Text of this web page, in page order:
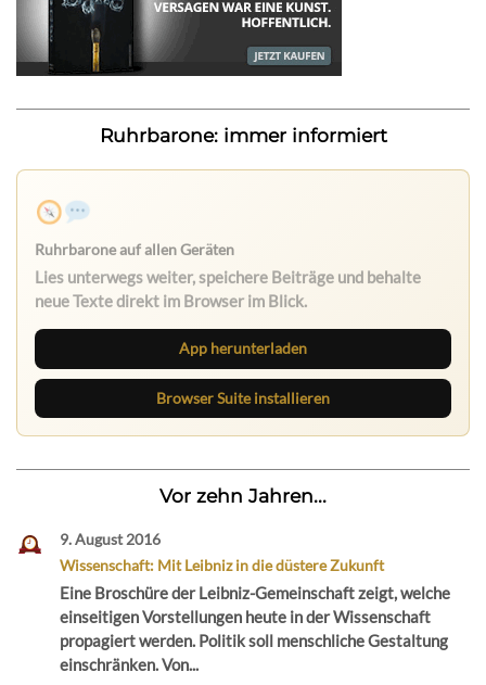
Ruhrbarone: immer informiert
Ruhrbarone auf allen Geräten
Lies unterwegs weiter, speichere Beiträge und behalte
neue Texte direkt im Browser im Blick.
App herunterladen
Browser Suite installieren
Vor zehn Jahren...
9. August 2016
Wissenschaft: Mit Leibniz in die düstere Zukunft
Eine Broschüre der Leibniz-Gemeinschaft zeigt, welche
einseitigen Vorstellungen heute in der Wissenschaft
propagiert werden. Politik soll menschliche Gestaltung
einschränken. Von...